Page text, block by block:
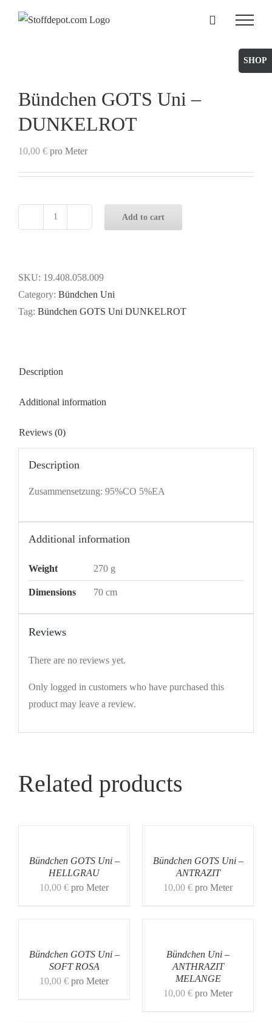
Bündchen GOTS Uni –
DUNKELROT
10,00 € pro Meter
-
DUNKELROT
quantity
Add to cart
SKU: 19.408.058.009
Category: Bündchen Uni
Tag: Bündchen GOTS Uni DUNKELROT
Description
Additional information
Reviews (0)
Description
Zusammensetzung: 95%CO 5%EA
Additional information
Weight 270 g
Dimensions 70 cm
Reviews
There are no reviews yet.
Only logged in customers who have purchased this
product may leave a review.
Related products
Bündchen GOTS Uni –
HELLGRAU
10,00 € pro Meter
Bündchen GOTS Uni –
ANTRAZIT
10,00 € pro Meter
Bündchen GOTS Uni –
SOFT ROSA
10,00 € pro Meter
Bündchen Uni –
ANTHRAZIT
MELANGE
10,00 € pro Meter
Toggle
Sliding